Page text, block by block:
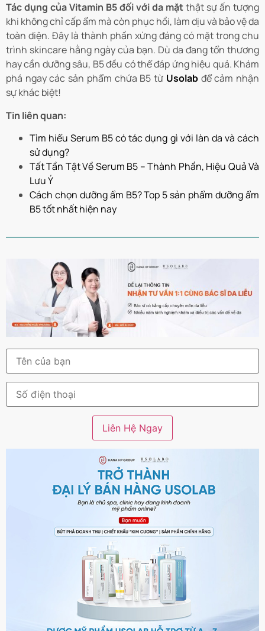
Tác dụng của Vitamin B5 đối với da mặtthật sự ấn tượng
khi không chỉ cấp ẩm mà còn phục hồi, làm dịu và bảo vệ da
toàn diện. Đây là thành phần xứng đáng có mặt trong chu
trình skincare hằng ngày của bạn. Dù da đang tổn thương
hay cần dưỡng sâu, B5 đều có thể đáp ứng hiệu quả. Khám
phá ngay các sản phẩm chứa B5 từ Usolab để cảm nhận
sự khác biệt!
Tin liên quan:
Tìm hiểu Serum B5 có tác dụng gì với làn da và cách
sử dụng?
Tất Tần Tật Về Serum B5 – Thành Phần, Hiệu Quả Và
Lưu Ý
Cách chọn dưỡng ẩm B5? Top 5 sản phẩm dưỡng ẩm
B5 tốt nhất hiện nay